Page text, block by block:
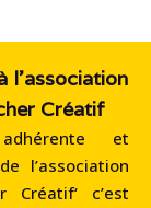
l'association
Créatif
et
l’association
Créatif‘ c’est